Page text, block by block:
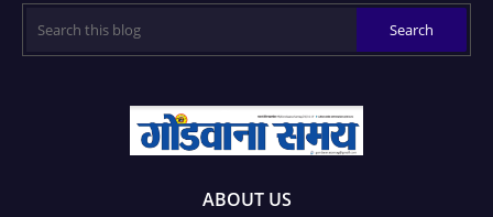
ABOUT US